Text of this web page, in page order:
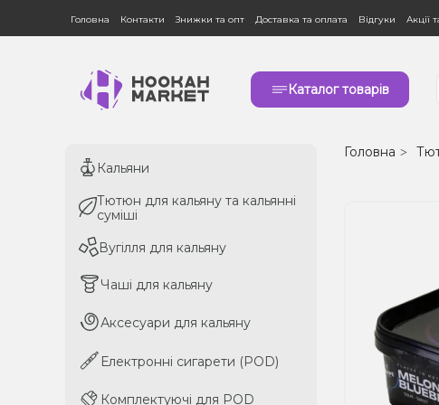
Головна Контакти Знижки та опт Доставка та оплата Відгуки Акції
Каталог товарів
Кальяни
Тютюн для кальяну та кальянні
суміші
Вугілля для кальяну
Чаші для кальяну
Аксесуари для кальяну
Електронні сигарети (POD)
Комплектуючі для POD
Кальяни
Тютюн для кальяну та кальянні
суміші
Вугілля для кальяну
Чаші для кальяну
Аксесуари для кальяну
Електронні сигарети (POD)
Комплектуючі для POD
Головна